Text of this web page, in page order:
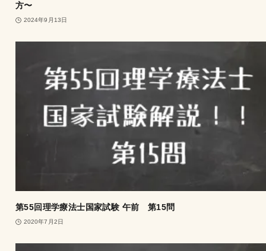
方〜
2024年9月13日
第55回理学療法士国家試験 午前 第15問
2020年7月2日